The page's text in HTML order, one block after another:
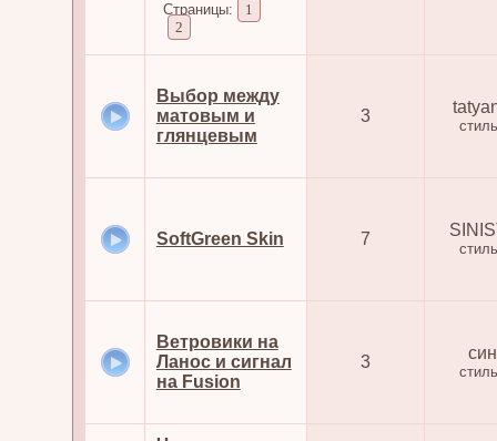
Страницы:
1
2
Выбор между
матовым и
глянцевым
3
SoftGreen Skin 7
Ветровики на
Ланос и сигнал
на Fusion
3